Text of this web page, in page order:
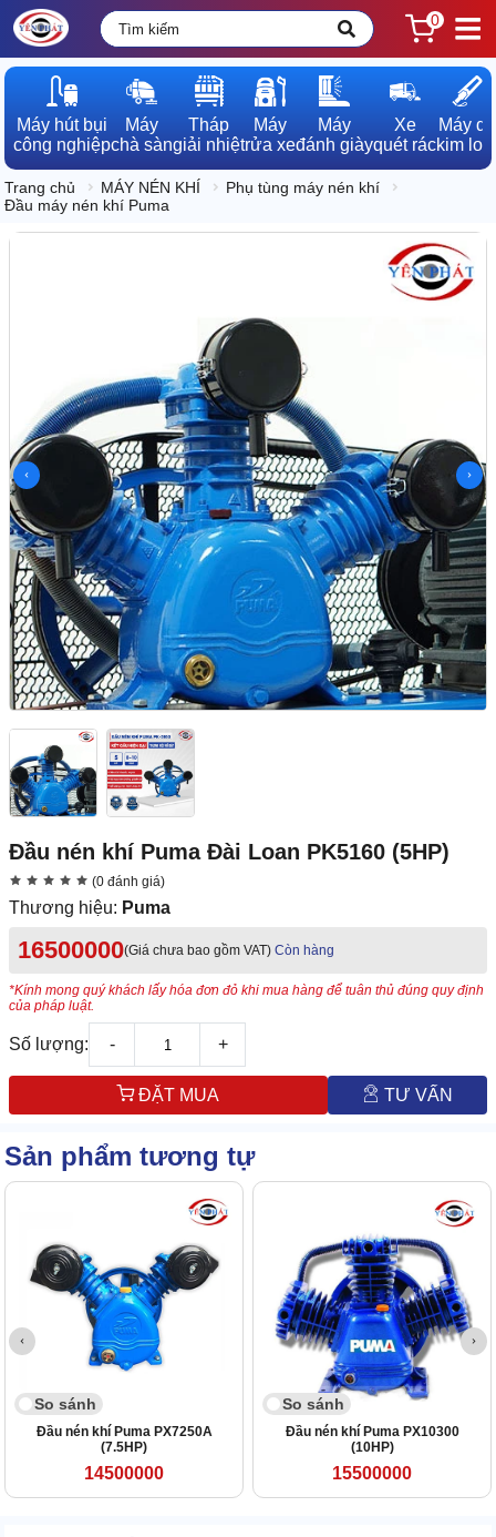
0
Máy hút bụi
công nghiệp
Máy
chà sàn
Tháp
giải nhiệt
Máy
rửa xe
Máy
đánh giày
Xe
quét rác
Máy dò
kim loại
Trang chủ MÁY NÉN KHÍ
Phụ tùng máy nén khí
Đầu máy nén khí Puma
Đầu nén khí Puma Đài Loan PK5160 (5HP)
(0 đánh giá)
Thương hiệu: Puma
16500000(Giá chưa bao gồm VAT) Còn hàng
*Kính mong quý khách lấy hóa đơn đỏ khi mua hàng để tuân thủ đúng quy định
của pháp luật.
Số lượng: - +
ĐẶT MUA TƯ VẤN
Sản phẩm tương tự
So sánh
Đầu nén khí Puma PX7250A
(7.5HP)
14500000
So sánh
Đầu nén khí Puma PX10300
(10HP)
15500000